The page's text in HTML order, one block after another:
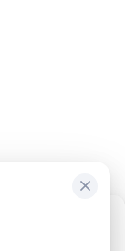
продані.